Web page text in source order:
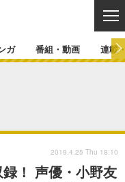
マンガ
カバー
連載一覧
ガ 番組・動画 連載
！ 声優・小野友
2019.4.25 Thu 18:10